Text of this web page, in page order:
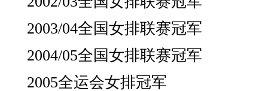
2003/04全国女排联赛冠军
2004/05全国女排联赛冠军
2005全运会女排冠军